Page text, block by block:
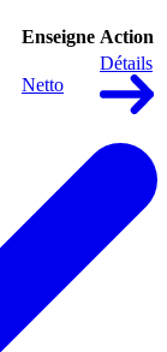
Enseigne Action
Netto
Détails